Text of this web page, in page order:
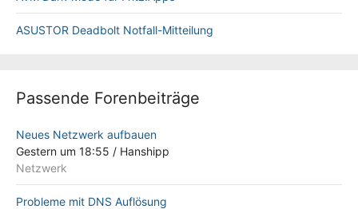
ASUSTOR Deadbolt Notfall-Mitteilung
Passende Forenbeiträge
Neues Netzwerk aufbauen
Gestern um 18:55 / Hanshipp
Netzwerk
Probleme mit DNS Auflösung